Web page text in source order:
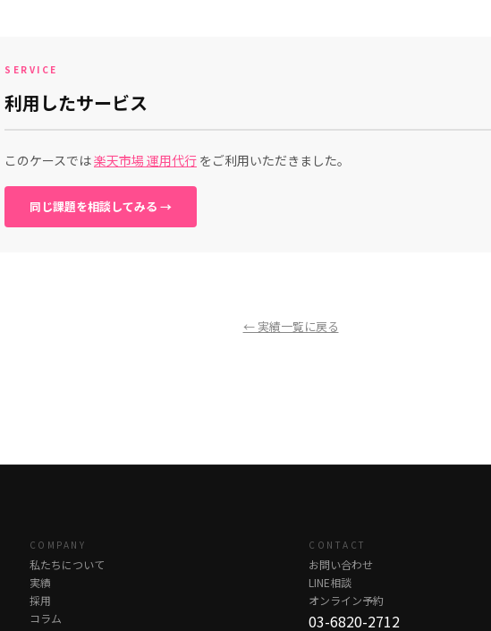
SERVICE
利用したサービス
このケースでは楽天市場 運用代行 をご利用いただきました。
同じ課題を相談してみる →
← 実績一覧に戻る
COMPANY
私たちについて
実績
採用
コラム
CONTACT
お問い合わせ
LINE相談
オンライン予約
03-6820-2712